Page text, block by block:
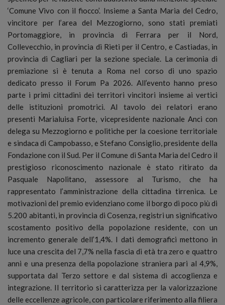
‘Comune Vivo con il fiocco’. Insieme a Santa Maria del Cedro,
vincitore per l’area del Mezzogiorno, sono stati premiati
Portomaggiore, in provincia di Ferrara per il Nord,
Collevecchio, in provincia di Rieti per il Centro, e Castiadas, in
provincia di Cagliari per la sezione speciale. La cerimonia di
premiazione si è tenuta a Roma nel corso di uno spazio
dedicato presso il Forum Pa 2026. All’evento hanno preso
parte i primi cittadini dei territori vincitori insieme ai vertici
delle istituzioni promotrici. Al tavolo dei relatori erano
presenti Marialuisa Forte, vicepresidente nazionale Anci con
delega su Mezzogiorno e politiche per la coesione territoriale
e sindaca di Campobasso, e Stefano Consiglio, presidente della
Fondazione con il Sud. Per il Comune di Santa Maria del Cedro il
prestigioso riconoscimento nazionale è stato ritirato da
Pasquale Napolitano, assessore al Turismo, che ha
rappresentato l’amministrazione della cittadina tirrenica. Le
motivazioni del premio evidenziano come il borgo di poco più di
5.200 abitanti, in provincia di Cosenza, registri un significativo
scostamento positivo della popolazione residente, con un
incremento generale dell’1,4%. I dati demografici mettono in
luce una crescita del 7,7% nella fascia di età tra zero e quattro
anni e una presenza della popolazione straniera pari al 4,9%,
supportata dal Terzo settore e dal sistema di accoglienza e
integrazione. Il territorio si caratterizza per la valorizzazione
delle eccellenze agricole, con particolare riferimento alla filiera